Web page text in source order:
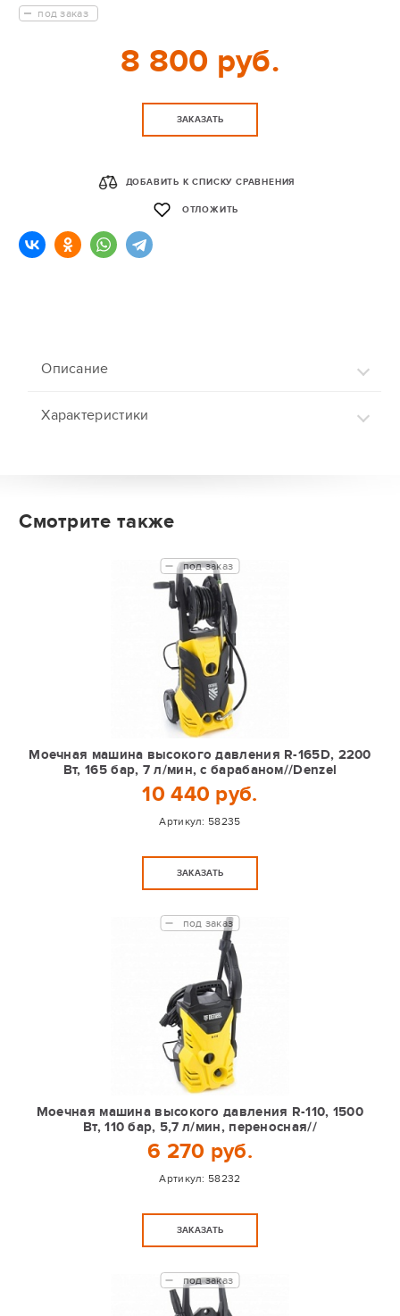
под заказ
8 800 руб.
ЗАКАЗАТЬ
ДОБАВИТЬ К СПИСКУ СРАВНЕНИЯ
ОТЛОЖИТЬ
Описание
Характеристики
Смотрите также
Моечная машина высокого давления R-165D, 2200
Вт, 165 бар, 7 л/мин, с барабаном//Denzel
10 440 руб.
Артикул: 58235
под заказ
ЗАКАЗАТЬ
Моечная машина высокого давления R-110, 1500
Вт, 110 бар, 5,7 л/мин, переносная//
6 270 руб.
Артикул: 58232
под заказ
ЗАКАЗАТЬ
под заказ